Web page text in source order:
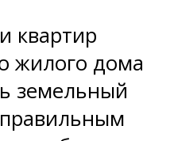
квартир
жилого дома
земельный